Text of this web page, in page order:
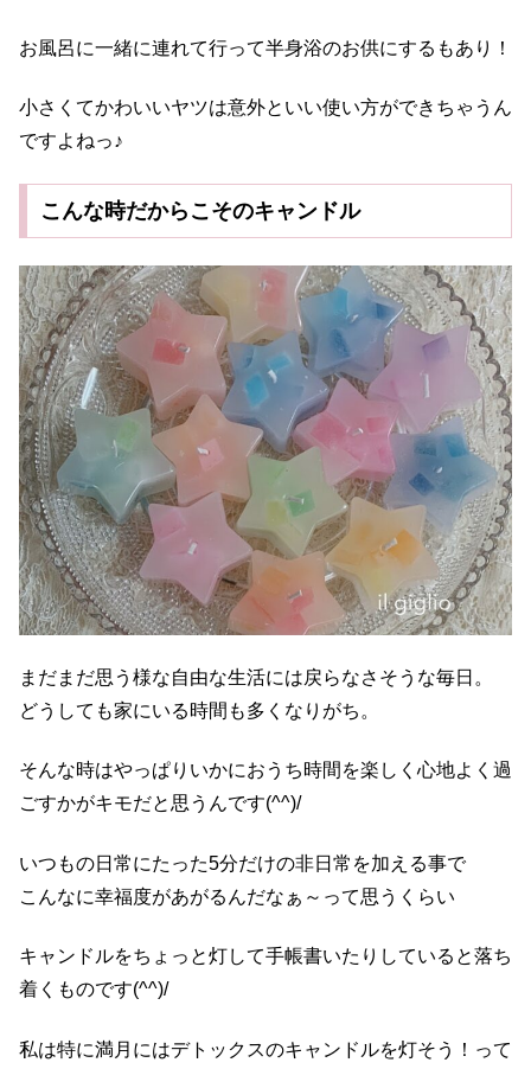
お風呂に一緒に連れて行って半身浴のお供にするもあり！
小さくてかわいいヤツは意外といい使い方ができちゃうん
ですよねっ♪
こんな時だからこそのキャンドル
まだまだ思う様な自由な生活には戻らなさそうな毎日。
どうしても家にいる時間も多くなりがち。
そんな時はやっぱりいかにおうち時間を楽しく心地よく過
ごすかがキモだと思うんです(^^)/
いつもの日常にたった5分だけの非日常を加える事で
こんなに幸福度があがるんだなぁ～って思うくらい
キャンドルをちょっと灯して手帳書いたりしていると落ち
着くものです(^^)/
私は特に満月にはデトックスのキャンドルを灯そう！って